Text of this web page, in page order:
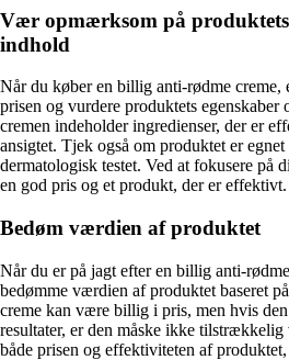
Vær opmærksom på produktets
indhold
Når du køber en billig anti-rødme creme,
prisen og vurdere produktets
cremen indeholder ingredienser, der er
ansigtet. Tjek også om produktet er
dermatologisk testet. Ved at fokusere på
en god pris og et produkt, der er effektivt.
Bedøm værdien af produktet
Når du er på jagt efter en billig anti-
bedømme værdien af produktet baseret
creme kan være billig i pris, men hvis
resultater, er den måske ikke
både prisen og effektiviteten af